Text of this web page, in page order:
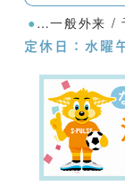
●…一般外来 /
定休日：水曜